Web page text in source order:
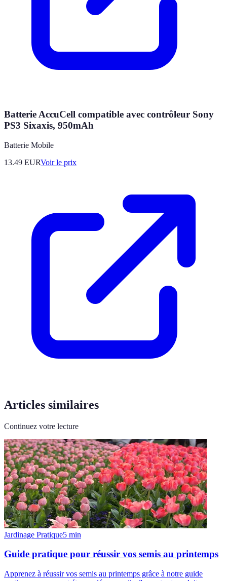
Batterie AccuCell compatible avec contrôleur Sony
PS3 Sixaxis, 950mAh
Batterie Mobile
13.49 EURVoir le prix
Articles similaires
Continuez votre lecture
Jardinage Pratique5 min
Guide pratique pour réussir vos semis au printemps
Apprenez à réussir vos semis au printemps grâce à notre guide